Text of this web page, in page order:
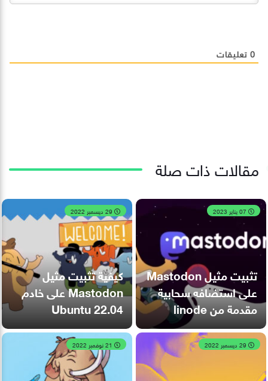
0 تعليقات
مقالات ذات صلة
تثبيت مثيل Mastodon
على استضافه سحابية
مقدمة من linode
كيفية تثبيت مثيل
Mastodon على خادم
Ubuntu 22.04